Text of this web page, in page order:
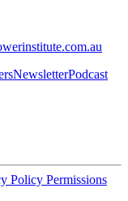
Newsletter​​​​‌ ‍ ​‍​‍‌‍ ‌ ​‍‌‍‍‌‌‍‌ ‌‍‍‌‌‍ ‍​‍​‍​ ‍‍​‍​‍‌ ​ ‌‍​‌‌‍ ‍‌‍‍‌‌ ‌​‌ ‍‌​‍ ‍‌‍‍‌‌‍ ​‍​‍​‍ ​​‍​‍‌‍‍​‌ ​‍‌‍‌‌‌‍‌‍​‍​‍​ ‍‍​‍​‍‌‍‍​‌ ‌​‌ ‌​‌ ​​​ ‍‍​‍ ​‍ ‌‍ ​‌‍ ‌‍​ ‌‍​‌‌‍ ​‌‍‍​‌‍ ‌ ​ ‌ ‌​​ ‍‍​ ​ ​ ​ ​ ​ ​ ​ ​‍ ‌‍‍‌‌‍ ‍‌ ‌​‌‍‌‌‌‍ ‍‌ ‌​​‍ ‌‍‌‌‌‍‌​‌‍‍‌‌ ‌​​‍ ‌‍ ‌‌‍ ‌‍‌​‌‍‌‌​ ‌‌ ​​‌ ​‍‌‍‌‌‌ ​ ‌‍‌‌‌‍ ‍‌ ‌​‌‍​‌‌ ‌​‌‍‍‌‌‍ ‌‍ ‍​ ‍ ‌‍‍‌‌‍‌​​ ‌​ ​‍​ ‌‍​ ‌‌​ ‌‍​ ​​‌‍‌‌​ ‍​​ ​​​‍ ‌​ ‌ ​ ‌​​ ‌‍​ ‌‌​‍ ‌​ ‌​​ ‍​​ ​ ​ ‍‌​‍ ‌​ ‍​​ ‌‍​ ​‍​ ‍‌​‍ ‌​ ‌‌​ ‌‌​ ‌ ​ ​‍‌‍‌‍​ ‍​​ ​‍​ ‍‌​ ‌‌​ ‍​​ ​​‌‍‌‌​ ‍ ‌ ‌​‌ ‍‌‌ ​​‌‍‌‌​ ‌‌ ​ ‌‍‌‌‌ ‌​‌ ‌​‌‍‍‌‌‍ ‍‌‍‌ ‌ ​ ​ ‍ ‌ ​​‌‍​‌‌ ‌​‌‍‍​​ ‌‌‍‌‍‌‍ ‌‍ ‌ ‌​‌‍‌‌‌ ​‍‌​ ‌‌‍‌‌‌‍ ‍‌ ‌‌‌​‍‌‌ ‌​‌‍‌‌‌‍ ‌‌ ​ ​‍‌‌​ ‌‌‌​​‍‌‌ ‌‍‍ ‌‍‌‌‌ ‍‌​‍‌‌​ ​ ‌​‌​​‍‌‌​ ​ ‌​‌​​‍‌‌​ ​‍​ ​‍​ ​‍‌‍​‍​ ​​​ ​ ​ ‍‌​ ​‍‌‍​‌​ ‍​‌‍​‌​ ‌ ​ ​​‌‍‌‍​‍‌‌​ ​‍​ ​‍​‍‌‌​ ‌‌‌​‌​​‍ ‍‌‍ ​‌‍​‌‌‍​‍‌‍‌‌‌‍ ​​ ‌‍​‍‌‍​‌‌ ​ ‌‍‌‌‌‌‌‌‌ ​‍‌‍ ​​ ‌‌‍‍​‌ ‌​‌ ‌​‌ ​​​‍‌‌​ ​ ‌​​‌​‍‌‌​ ​‍‌​‌‍​‍‌‌​ ​‍‌​‌‍‌‍ ​‌‍ ‌‍​ ‌‍​‌‌‍ ​‌‍‍​‌‍ ‌ ​ ‌ ‌​​‍‌‌​ ​ ‌​​‌​ ​ ​ ​ ​ ​ ​ ​ ​‍‌‍‌‍‍‌‌‍‌​​ ‌​ ​‍​ ‌‍​ ‌‌​ ‌‍​ ​​‌‍‌‌​ ‍​​ ​​​‍ ‌​ ‌ ​ ‌​​ ‌‍​ ‌‌​‍ ‌​ ‌​​ ‍​​ ​ ​ ‍‌​‍ ‌​ ‍​​ ‌‍​ ​‍​ ‍‌​‍ ‌​ ‌‌​ ‌‌​ ‌ ​ ​‍‌‍‌‍​ ‍​​ ​‍​ ‍‌​ ‌‌​ ‍​​ ​​‌‍‌‌​‍‌‍‌ ‌​‌ ‍‌‌ ​​‌‍‌‌​ ‌‌ ​ ‌‍‌‌‌ ‌​‌ ‌​‌‍‍‌‌‍ ‍‌‍‌ ‌ ​ ​‍‌‍‌ ​​‌‍​‌‌ ‌​‌‍‍​​ ‌‌‍‌‍‌‍ ‌‍ ‌ ‌​‌‍‌‌‌ ​‍‌​ ‌‌‍‌‌‌‍ ‍‌ ‌‌‌​‍‌‌ ‌​‌‍‌‌‌‍ ‌‌ ​ ​‍‌‌​ ‌‌‌​​‍‌‌ ‌‍‍ ‌‍‌‌‌ ‍‌​‍‌‌​ ​ ‌​‌​​‍‌‌​ ​ ‌​‌​​‍‌‌​ ​‍​ ​‍​ ​‍‌‍​‍​ ​​​ ​ ​ ‍‌​ ​‍‌‍​‌​ ‍​‌‍​‌​ ‌ ​ ​​‌‍‌‍​‍‌‌​ ​‍​ ​‍​‍‌‌​ ‌‌‌​‌​​‍ ‍‌‍ ​‌‍​‌‌‍​‍‌‍‌‌‌‍ ​​‍‌‍‌ ​​‌‍‌‌‌ ​‍‌ ​ ‌ ​​‌‍‌‌‌‍​ ‌ ‌​‌‍‍‌‌ ‌‍‌‍‌‌​ ‌‌ ​​‌ ‌‌‌‍​‍‌‍ ​‌‍‍‌‌ ​ ‌‍‍​‌‍‌‌‌‍‌​​‍​‍‌ ‌Podcast​​​​‌ ‍ ​‍​‍‌‍ ‌ ​‍‌‍‍‌‌‍‌ ‌‍‍‌‌‍ ‍​‍​‍​ ‍‍​‍​‍‌ ​ ‌‍​‌‌‍ ‍‌‍‍‌‌ ‌​‌ ‍‌​‍ ‍‌‍‍‌‌‍ ​‍​‍​‍ ​​‍​‍‌‍‍​‌ ​‍‌‍‌‌‌‍‌‍​‍​‍​ ‍‍​‍​‍‌‍‍​‌ ‌​‌ ‌​‌ ​​​ ‍‍​‍ ​‍ ‌‍ ​‌‍ ‌‍​ ‌‍​‌‌‍ ​‌‍‍​‌‍ ‌ ​ ‌ ‌​​ ‍‍​ ​ ​ ​ ​ ​ ​ ​ ​‍ ‌‍‍‌‌‍ ‍‌ ‌​‌‍‌‌‌‍ ‍‌ ‌​​‍ ‌‍‌‌‌‍‌​‌‍‍‌‌ ‌​​‍ ‌‍ ‌‌‍ ‌‍‌​‌‍‌‌​ ‌‌ ​​‌ ​‍‌‍‌‌‌ ​ ‌‍‌‌‌‍ ‍‌ ‌​‌‍​‌‌ ‌​‌‍‍‌‌‍ ‌‍ ‍​ ‍ ‌‍‍‌‌‍‌​​ ‌​ ​‍​ ‌‍​ ‌‌​ ‌‍​ ​​‌‍‌‌​ ‍​​ ​​​‍ ‌​ ‌ ​ ‌​​ ‌‍​ ‌‌​‍ ‌​ ‌​​ ‍​​ ​ ​ ‍‌​‍ ‌​ ‍​​ ‌‍​ ​‍​ ‍‌​‍ ‌​ ‌‌​ ‌‌​ ‌ ​ ​‍‌‍‌‍​ ‍​​ ​‍​ ‍‌​ ‌‌​ ‍​​ ​​‌‍‌‌​ ‍ ‌ ‌​‌ ‍‌‌ ​​‌‍‌‌​ ‌‌ ​ ‌‍‌‌‌ ‌​‌ ‌​‌‍‍‌‌‍ ‍‌‍‌ ‌ ​ ​ ‍ ‌ ​​‌‍​‌‌ ‌​‌‍‍​​ ‌‌‍‌‍‌‍ ‌‍ ‌ ‌​‌‍‌‌‌ ​‍‌​ ‌‌‍‌‌‌‍ ‍‌ ‌‌‌​‍‌‌ ‌​‌‍‌‌‌‍ ‌‌ ​ ​‍‌‌​ ‌‌‌​​‍‌‌ ‌‍‍ ‌‍‌‌‌ ‍‌​‍‌‌​ ​ ‌​‌​​‍‌‌​ ​ ‌​‌​​‍‌‌​ ​‍​ ​‍​ ‌‍‌‍‌‌​ ‍​​ ​ ​ ​​​ ‍‌​ ‌​​ ​​​ ​‍‌‍‌‍‌‍​ ​ ​‍​‍‌‌​ ​‍​ ​‍​‍‌‌​ ‌‌‌​‌​​‍ ‍‌‍ ​‌‍​‌‌‍​‍‌‍‌‌‌‍ ​​ ‌‍​‍‌‍​‌‌ ​ ‌‍‌‌‌‌‌‌‌ ​‍‌‍ ​​ ‌‌‍‍​‌ ‌​‌ ‌​‌ ​​​‍‌‌​ ​ ‌​​‌​‍‌‌​ ​‍‌​‌‍​‍‌‌​ ​‍‌​‌‍‌‍ ​‌‍ ‌‍​ ‌‍​‌‌‍ ​‌‍‍​‌‍ ‌ ​ ‌ ‌​​‍‌‌​ ​ ‌​​‌​ ​ ​ ​ ​ ​ ​ ​ ​‍‌‍‌‍‍‌‌‍‌​​ ‌​ ​‍​ ‌‍​ ‌‌​ ‌‍​ ​​‌‍‌‌​ ‍​​ ​​​‍ ‌​ ‌ ​ ‌​​ ‌‍​ ‌‌​‍ ‌​ ‌​​ ‍​​ ​ ​ ‍‌​‍ ‌​ ‍​​ ‌‍​ ​‍​ ‍‌​‍ ‌​ ‌‌​ ‌‌​ ‌ ​ ​‍‌‍‌‍​ ‍​​ ​‍​ ‍‌​ ‌‌​ ‍​​ ​​‌‍‌‌​‍‌‍‌ ‌​‌ ‍‌‌ ​​‌‍‌‌​ ‌‌ ​ ‌‍‌‌‌ ‌​‌ ‌​‌‍‍‌‌‍ ‍‌‍‌ ‌ ​ ​‍‌‍‌ ​​‌‍​‌‌ ‌​‌‍‍​​ ‌‌‍‌‍‌‍ ‌‍ ‌ ‌​‌‍‌‌‌ ​‍‌​ ‌‌‍‌‌‌‍ ‍‌ ‌‌‌​‍‌‌ ‌​‌‍‌‌‌‍ ‌‌ ​ ​‍‌‌​ ‌‌‌​​‍‌‌ ‌‍‍ ‌‍‌‌‌ ‍‌​‍‌‌​ ​ ‌​‌​​‍‌‌​ ​ ‌​‌​​‍‌‌​ ​‍​ ​‍​ ‌‍‌‍‌‌​ ‍​​ ​ ​ ​​​ ‍‌​ ‌​​ ​​​ ​‍‌‍‌‍‌‍​ ​ ​‍​‍‌‌​ ​‍​ ​‍​‍‌‌​ ‌‌‌​‌​​‍ ‍‌‍ ​‌‍​‌‌‍​‍‌‍‌‌‌‍ ​​‍‌‍‌ ​​‌‍‌‌‌ ​‍‌ ​ ‌ ​​‌‍‌‌‌‍​ ‌ ‌​‌‍‍‌‌ ‌‍‌‍‌‌​ ‌‌ ​​‌ ‌‌‌‍​‍‌‍ ​‌‍‍‌‌ ​ ‌‍‍​‌‍‌‌‌‍‌​​‍​‍‌ ‌
Policy Permissions